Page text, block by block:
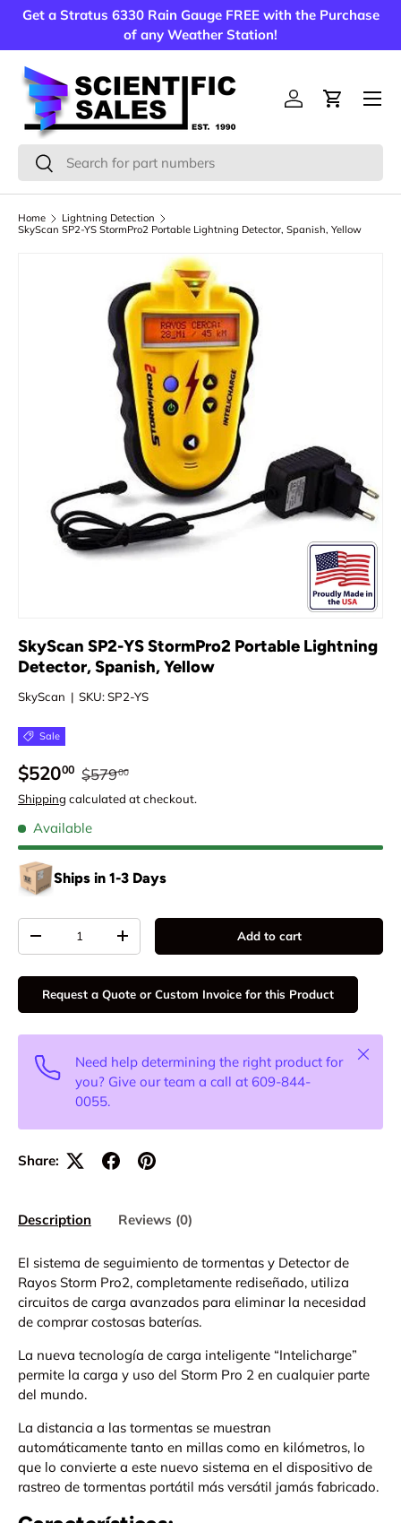
Skip to content
Get a Stratus 6330 Rain Gauge FREE with the Purchase
of any Weather Station!
Search
Search
Log inCart
Menu
Home
Lightning Detection
SkyScan SP2-YS StormPro2 Portable Lightning Detector, Spanish, Yellow
SkyScan SP2-YS StormPro2 Portable Lightning
Detector, Spanish, Yellow
SkyScan | SKU:SP2-YS
Sale
$52000 $57900
Shipping calculated at checkout.
Available
Ships in 1-3 Days
Qty
-
+ Add to cart
Request a Quote or Custom Invoice for this Product
Need help determining the right product for
you? Give our team a call at 609-844-
0055.
Close
Share:
Description Reviews (0)
El sistema de seguimiento de tormentas y Detector de
Rayos Storm Pro2, completamente rediseñado, utiliza
circuitos de carga avanzados para eliminar la necesidad
de comprar costosas baterías.
La nueva tecnología de carga inteligente “Intelicharge”
permite la carga y uso del Storm Pro 2 en cualquier parte
del mundo.
La distancia a las tormentas se muestran
automáticamente tanto en millas como en kilómetros, lo
que lo convierte a este nuevo sistema en el dispositivo de
rastreo de tormentas portátil más versátil jamás fabricado.